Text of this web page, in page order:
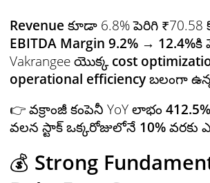
Revenue కూడా 6.8% పెరిగి ₹70.58
EBITDA Margin 9.2% → 12.4%కి
Vakrangee యొక్కcost
operational efficiencyబలంగా
👉 వక్రాంజీ కంపెనీ YoY లాభం412.5%
వలన స్టాక్ ఒక్కరోజులోనే 10%వరకు
💰 Strong